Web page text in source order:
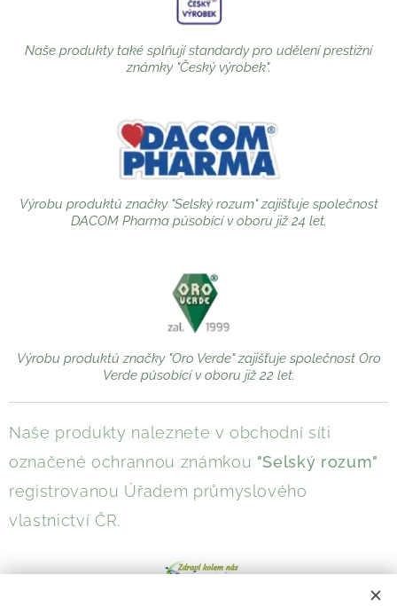
Naše produkty také splňují standardy pro udělení prestižní
známky "Český výrobek".
Výrobu produktů značky "Selský rozum" zajišťuje společnost
DACOM Pharma působící v oboru již 24 let.
Výrobu produktů značky "Oro Verde" zajišťuje společnost Oro
Verde působící v oboru již 22 let.
Naše produkty naleznete v obchodní síti
označené ochrannou známkou "Selský rozum"
registrovanou Úřadem průmyslového
vlastnictví ČR.